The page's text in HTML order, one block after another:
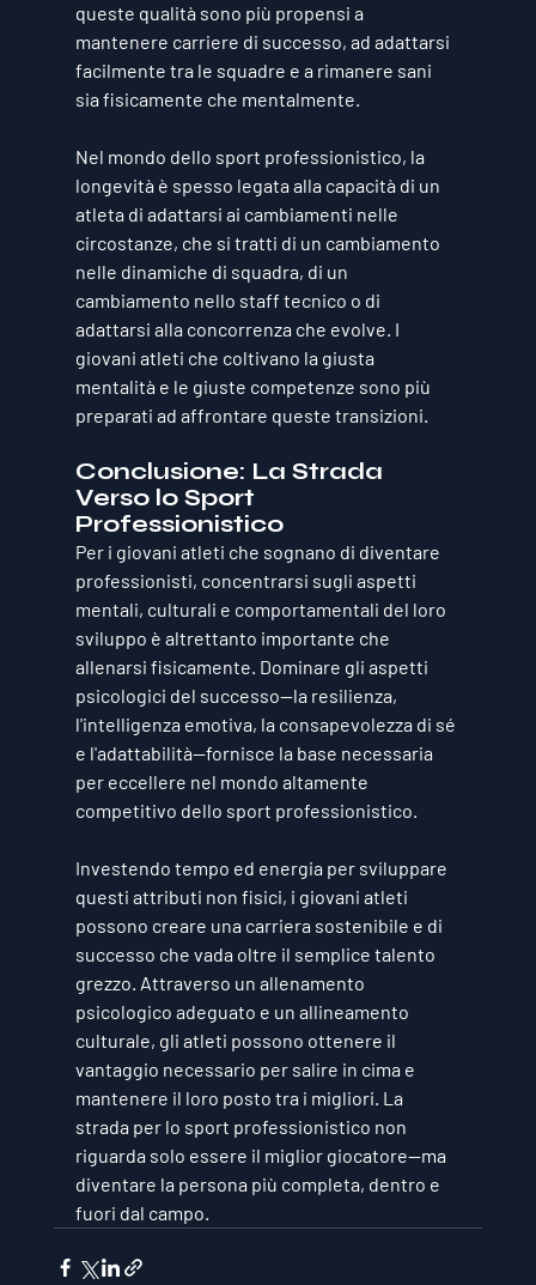
queste qualità sono più propensi a
mantenere carriere di successo, ad adattarsi
facilmente tra le squadre e a rimanere sani
sia fisicamente che mentalmente.
Nel mondo dello sport professionistico, la
longevità è spesso legata alla capacità di un
atleta di adattarsi ai cambiamenti nelle
circostanze, che si tratti di un cambiamento
nelle dinamiche di squadra, di un
cambiamento nello staff tecnico o di
adattarsi alla concorrenza che evolve. I
giovani atleti che coltivano la giusta
mentalità e le giuste competenze sono più
preparati ad affrontare queste transizioni.
Conclusione: La Strada
Verso lo Sport
Professionistico
Per i giovani atleti che sognano di diventare
professionisti, concentrarsi sugli aspetti
mentali, culturali e comportamentali del loro
sviluppo è altrettanto importante che
allenarsi fisicamente. Dominare gli aspetti
psicologici del successo—la resilienza,
l'intelligenza emotiva, la consapevolezza di sé
e l'adattabilità—fornisce la base necessaria
per eccellere nel mondo altamente
competitivo dello sport professionistico.
Investendo tempo ed energia per sviluppare
questi attributi non fisici, i giovani atleti
possono creare una carriera sostenibile e di
successo che vada oltre il semplice talento
grezzo. Attraverso un allenamento
psicologico adeguato e un allineamento
culturale, gli atleti possono ottenere il
vantaggio necessario per salire in cima e
mantenere il loro posto tra i migliori. La
strada per lo sport professionistico non
riguarda solo essere il miglior giocatore—ma
diventare la persona più completa, dentro e
fuori dal campo.